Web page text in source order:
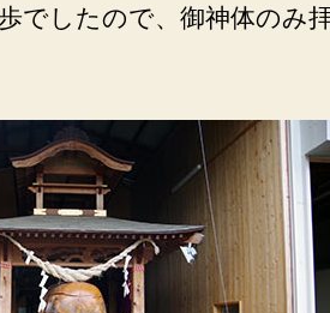
でしたので、御神体のみ